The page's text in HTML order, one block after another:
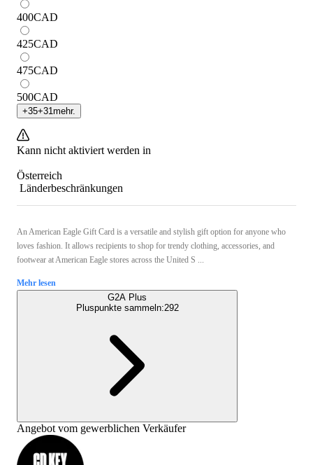
400CAD
425CAD
475CAD
500CAD
+35+31 mehr.
Kann nicht aktiviert werden in
Österreich
Länderbeschränkungen
An American Eagle Gift Card is a versatile and stylish gift option for anyone who
loves fashion. It allows recipients to shop for trendy clothing, accessories, and
footwear at American Eagle stores across the United S ...
Mehr lesen
G2A Plus
Pluspunkte sammeln:292
Angebot vom gewerblichen Verkäufer